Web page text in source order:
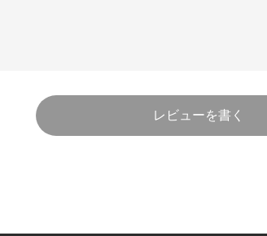
レビューを書く